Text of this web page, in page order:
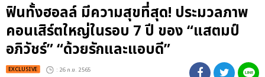
ฟินทั้งฮอลล์ มีความสุขที่สุด! ประมวลภาพ
คอนเสิร์ตใหญ่ในรอบ 7 ปี ของ “แสตมป์
อภิวัชร์” “ด้วยรักและแอบดี”
EXCLUSIVE : 26 ก.ย. 2565